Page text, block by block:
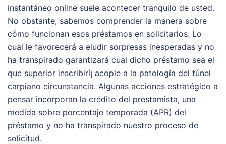
instantáneo online suele acontecer tranquilo de usted.
No obstante, sabemos comprender la manera sobre
cómo funcionan esos préstamos en solicitarlos. Lo
cual le favorecerá a eludir sorpresas inesperadas y no
ha transpirado garantizará cual dicho préstamo sea el
que superior inscribirí¡ acople a la patologí­a del túnel
carpiano circunstancia. Algunas acciones estratégico a
pensar incorporan la crédito del prestamista, una
medida sobre porcentaje temporada (APR) del
préstamo y no ha transpirado nuestro proceso de
solicitud.